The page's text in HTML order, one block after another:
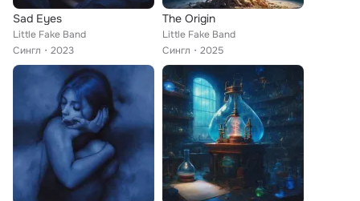
Sad Eyes
Little Fake Band
Сингл
2023
The Origin
Little Fake Band
Сингл
2025